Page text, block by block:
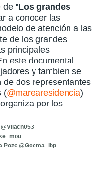
de "Los grandes
a conocer las
de atención a las
de los grandes
principales
este documental
y tambien se
de dos representantes
(@marearesidencia)
por los
Pozo @Geema_lbp